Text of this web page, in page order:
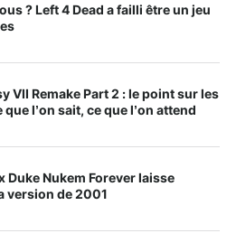
? Left 4 Dead a failli être un jeu
VII Remake Part 2 : le point sur les
l’on sait, ce que l’on attend
Duke Nukem Forever laisse
version de 2001